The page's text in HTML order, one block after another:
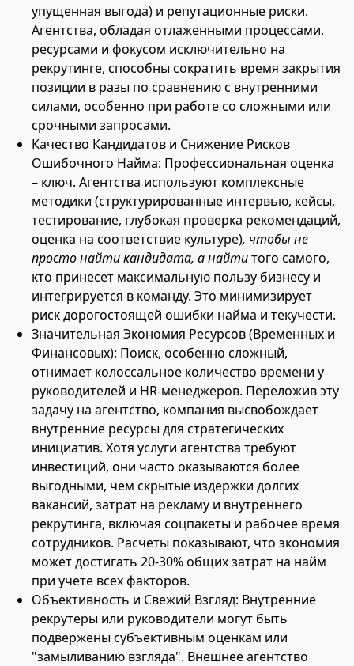
упущенная выгода) и репутационные риски.
Агентства, обладая отлаженными процессами,
ресурсами и фокусом исключительно на
рекрутинге, способны сократить время закрытия
позиции в разы по сравнению с внутренними
силами, особенно при работе со сложными или
срочными запросами.
Качество Кандидатов и Снижение Рисков
Ошибочного Найма: Профессиональная оценка
– ключ. Агентства используют комплексные
методики (структурированные интервью, кейсы,
тестирование, глубокая проверка рекомендаций,
оценка на соответствие культуре), чтобы не
просто найти кандидата, а найтитого самого,
кто принесет максимальную пользу бизнесу и
интегрируется в команду. Это минимизирует
риск дорогостоящей ошибки найма и текучести.
Значительная Экономия Ресурсов (Временных и
Финансовых): Поиск, особенно сложный,
отнимает колоссальное количество времени у
руководителей и HR-менеджеров. Переложив эту
задачу на агентство, компания высвобождает
внутренние ресурсы для стратегических
инициатив. Хотя услуги агентства требуют
инвестиций, они часто оказываются более
выгодными, чем скрытые издержки долгих
вакансий, затрат на рекламу и внутреннего
рекрутинга, включая соцпакеты и рабочее время
сотрудников. Расчеты показывают, что экономия
может достигать 20-30% общих затрат на найм
при учете всех факторов.
Объективность и Свежий Взгляд: Внутренние
рекрутеры или руководители могут быть
подвержены субъективным оценкам или
"замыливанию взгляда". Внешнее агентство